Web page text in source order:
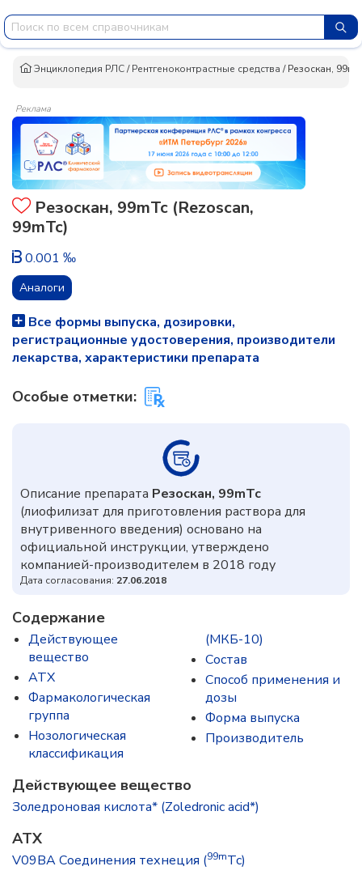
Энциклопедия РЛС/Рентгеноконтрастные средства /Резоскан,
Реклама
Резоскан, 99mTc (Rezoscan,
99mTc)
0.001 ‰
Аналоги
Все формы выпуска, дозировки,
регистрационные удостоверения, производители
лекарства, характеристики препарата
Особые отметки:
Описание препарата Резоскан, 99mTc
(лиофилизат для приготовления раствора для
внутривенного введения) основано на
официальной инструкции, утверждено
компанией-производителем в 2018 году
Дата согласования: 27.06.2018
Содержание
Действующее
вещество
ATX
Фармакологическая
группа
Нозологическая
классификация
(МКБ-10)
Состав
Способ применения и
дозы
Форма выпуска
Производитель
Действующее вещество
Золедроновая кислота* (Zoledronic acid*)
ATX
V09BA Соединения технеция (99mTc)